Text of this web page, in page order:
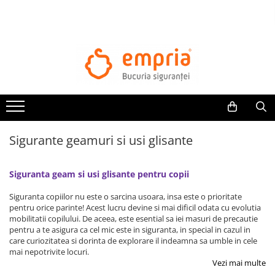
Bariere protectie pentru pat
Protectii mobilier
Protectie colturi mobila copii
Sigurante pentru sertare si usi
Sigurante geamuri si usi glisante
Kituri de siguranta pentru copii si
bebelusi
Sigurante geamuri si usi glisante
Siguranta geam si usi glisante pentru copii
Siguranta copiilor nu este o sarcina usoara, insa este o prioritate
pentru orice parinte! Acest lucru devine si mai dificil odata cu evolutia
mobilitatii copilului. De aceea, este esential sa iei masuri de precautie
pentru a te asigura ca cel mic este in siguranta, in special in cazul in
care curiozitatea si dorinta de explorare il indeamna sa umble in cele
mai nepotrivite locuri.
Vezi mai multe